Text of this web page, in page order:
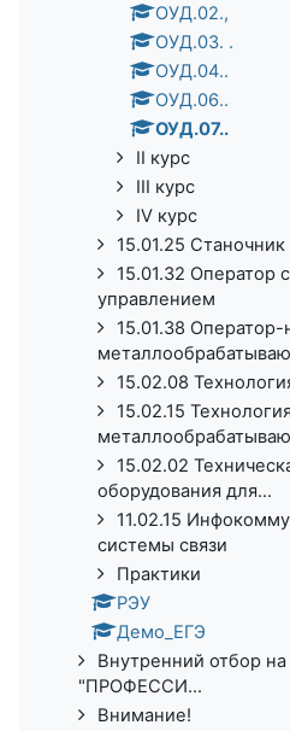
ОУД.02.,
ОУД.03. .
ОУД.04..
ОУД.06..
ОУД.07..
II курс
III курс
IV курс
15.01.25
15.01.32 Оператор
управлением
15.01.38 Оператор-
15.02.08
15.02.15 Технология
15.02.02
оборудования для...
11.02.15
системы связи
Практики
РЭУ
Демо_ЕГЭ
Внутренний отбор
"ПРОФЕССИ...
Внимание!